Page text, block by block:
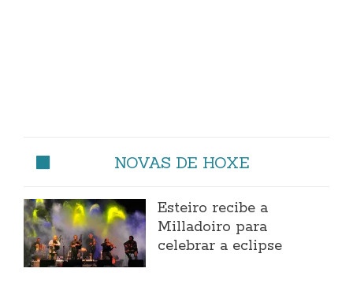
NOVAS DE HOXE
Esteiro recibe a
Milladoiro para
celebrar a eclipse